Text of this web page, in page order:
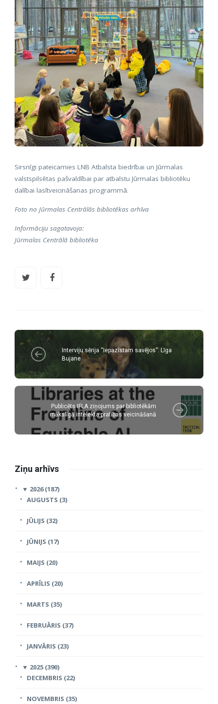
Sirsnīgi pateicamies LNB Atbalsta biedrībai un Jūrmalas
valstspilsētas pašvaldībai par atbalstu Jūrmalas bibliotēku
dalībai lasītveicināšanas programmā.
Foto no Jūrmalas Centrālās bibliotēkas arhīva
Informāciju sagatavoja:
Jūrmalas Centrālā bibliotēka
Interviju sērija “Iepazīstam savējos”: Līga
Bujane
Publicēts IFLA ziņojums par bibliotēkām
mākslīgā intelekta pratības veicināšanā
Ziņu arhīvs
▼ 2026 (187)
AUGUSTS (3)
JŪLIJS (32)
JŪNIJS (17)
MAIJS (20)
APRĪLIS (20)
MARTS (35)
FEBRUĀRIS (37)
JANVĀRIS (23)
▼ 2025 (390)
DECEMBRIS (22)
NOVEMBRIS (35)